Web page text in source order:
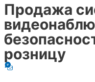
Продажа
розницу